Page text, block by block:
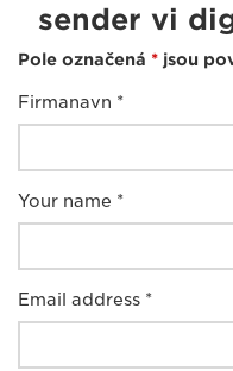
sender vi
Pole označená * jsou
Firmanavn *
Your name *
Email address *